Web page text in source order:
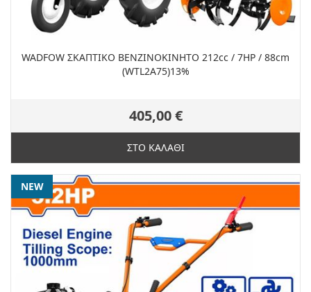
WADFOW ΣΚΑΠΤΙΚΟ ΒΕΝΖΙΝΟΚΙΝΗΤΟ 212cc / 7HP / 88cm
(WTL2A75)13%
405,00 €
ΣΤΟ ΚΑΛΑΘΙ
NEW